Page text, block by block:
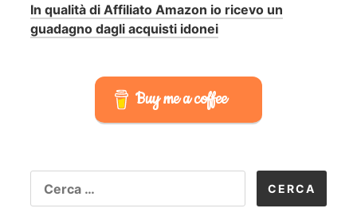
In qualità di Affiliato Amazon io ricevo un
guadagno dagli acquisti idonei
Buy me a coffee
PER: